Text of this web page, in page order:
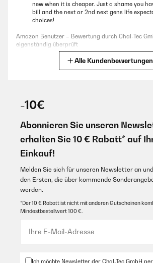
new when it is cheaper. Just a shame you
bill and the next or 2nd next gens life
choices!
Amazon Benutzer – Bewertung durch Chal-Tec
eigenständig überprüft
Conforme à la description et à l'utilisation
Amazon Benutzer – Bewertung durch Chal-Tec
Alle
-10€
Abonnieren Sie unseren
erhalten Sie 10 € Rabatt* auf
Einkauf!
Melden Sie sich für unseren Newsletter an
den Ersten, die über kommende
werden.
*Der 10 € Rabatt ist nicht mit anderen Gutscheinen
Mindestbestellwert 100 €.
Ich möchte Newsletter der Chal-Tec GmbH